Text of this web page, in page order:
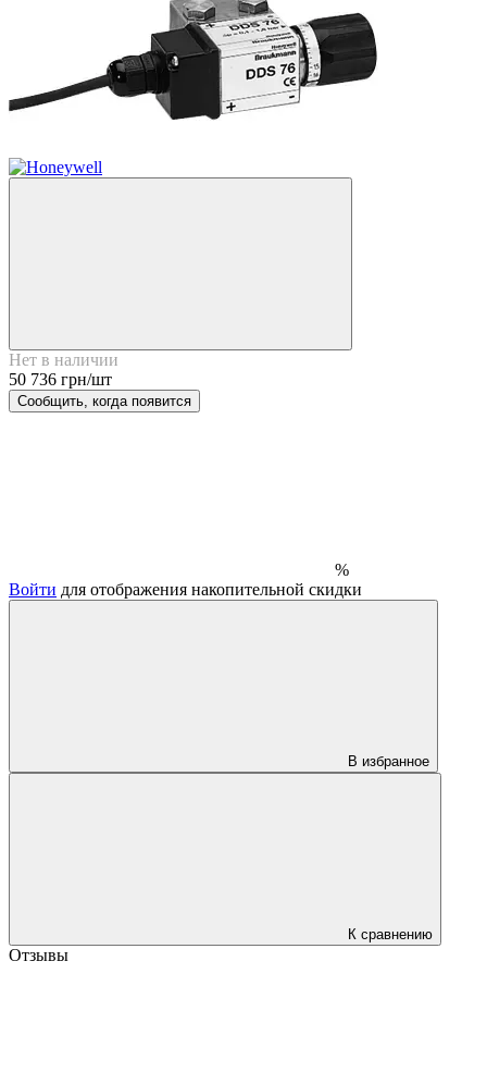
Нет в наличии
50 736 грн/шт
Сообщить, когда появится
%
Войти для отображения накопительной скидки
В избранное
К сравнению
Отзывы